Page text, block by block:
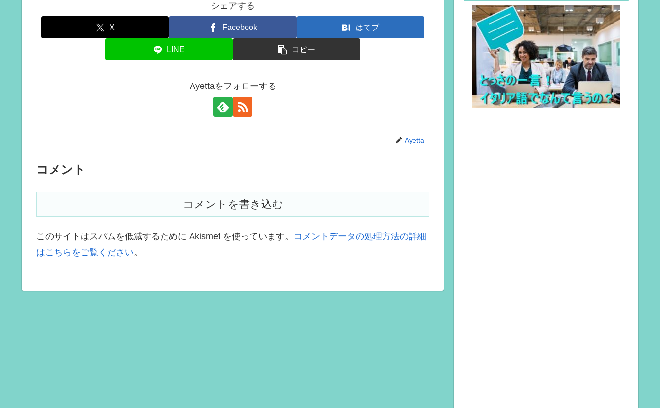
シェアする
X Facebook はてブ
LINE コピー
Ayettaをフォローする
Ayetta
コメント
コメントを書き込む
このサイトはスパムを低減するために Akismet を使っています。 コメントデータの処理方法の詳細
はこちらをご覧ください。